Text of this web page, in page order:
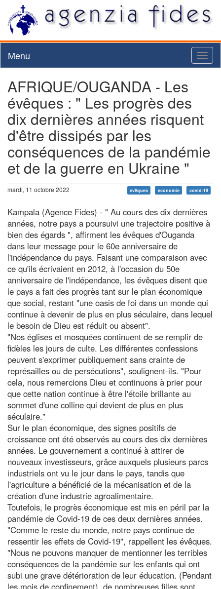
Menu
AFRIQUE/OUGANDA - Les
évêques : " Les progrès des
dix dernières années risquent
d'être dissipés par les
conséquences de la pandémie
et de la guerre en Ukraine "
mardi, 11 octobre 2022 evêques economie covid-19
Kampala (Agence Fides) - " Au cours des dix dernières
années, notre pays a poursuivi une trajectoire positive à
bien des égards ", affirment les évêques d'Ouganda
dans leur message pour le 60e anniversaire de
l'indépendance du pays. Faisant une comparaison avec
ce qu'ils écrivaient en 2012, à l'occasion du 50e
anniversaire de l'indépendance, les évêques disent que
le pays a fait des progrès tant sur le plan économique
que social, restant "une oasis de foi dans un monde qui
continue à devenir de plus en plus séculaire, dans lequel
le besoin de Dieu est réduit ou absent".
"Nos églises et mosquées continuent de se remplir de
fidèles les jours de culte. Les différentes confessions
peuvent s'exprimer publiquement sans crainte de
représailles ou de persécutions", soulignent-ils. "Pour
cela, nous remercions Dieu et continuons à prier pour
que cette nation continue à être l'étoile brillante au
sommet d'une colline qui devient de plus en plus
séculaire."
Sur le plan économique, des signes positifs de
croissance ont été observés au cours des dix dernières
années. Le gouvernement a continué à attirer de
nouveaux investisseurs, grâce auxquels plusieurs parcs
industriels ont vu le jour dans le pays, tandis que
l'agriculture a bénéficié de la mécanisation et de la
création d'une industrie agroalimentaire.
Toutefois, le progrès économique est mis en péril par la
pandémie de Covid-19 de ces deux dernières années.
"Comme le reste du monde, notre pays continue de
ressentir les effets de Covid-19", rappellent les évêques.
"Nous ne pouvons manquer de mentionner les terribles
conséquences de la pandémie sur les enfants qui ont
subi une grave détérioration de leur éducation. (Pendant
les mois de confinement), de nombreuses filles sont